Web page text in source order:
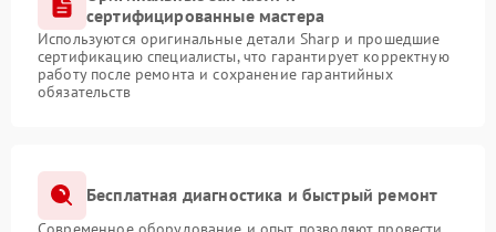
сертифицированные мастера
Используются оригинальные детали Sharp и прошедшие
сертификацию специалисты, что гарантирует корректную
работу после ремонта и сохранение гарантийных
обязательств
Бесплатная диагностика и быстрый ремонт